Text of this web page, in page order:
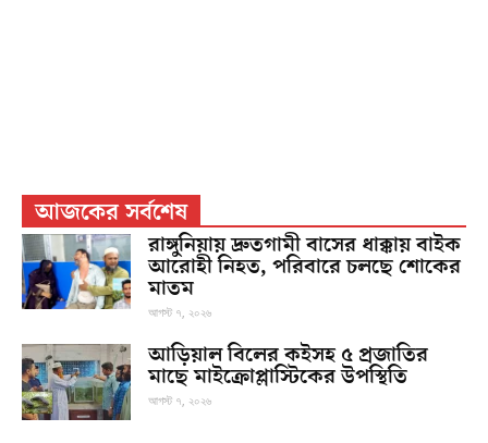
আজকের সর্বশেষ
রাঙ্গুনিয়ায় দ্রুতগামী বাসের ধাক্কায় বাইক
আরোহী নিহত, পরিবারে চলছে শোকের
মাতম
আগস্ট ৭, ২০২৬
আড়িয়াল বিলের কইসহ ৫ প্রজাতির
মাছে মাইক্রোপ্লাস্টিকের উপস্থিতি
আগস্ট ৭, ২০২৬